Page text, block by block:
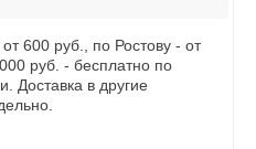
600 руб., по Ростову - от
руб. - бесплатно по
Доставка в другие